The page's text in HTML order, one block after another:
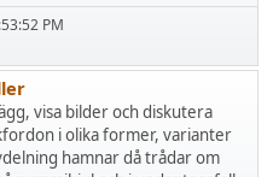
PM
visa bilder och diskutera
i olika former, varianter
hamnar då trådar om